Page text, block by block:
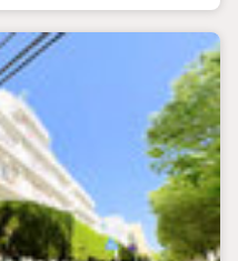
ンしてください。
譲渡はできません。有効期
ーーーーーーーーーー
のであり、実際の適用金利
金利情勢により表記の返済
ーーーーーーーーーー